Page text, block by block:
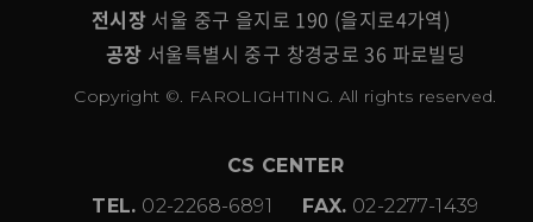
전시장 서울 중구 을지로 190 (을지로4가역)
공장 서울특별시 중구 창경궁로 36 파로빌딩
Copyright ©. FAROLIGHTING. All rights reserved.
CS CENTER
TEL. 02-2268-6891 FAX. 02-2277-1439